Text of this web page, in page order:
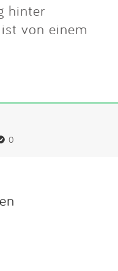
hinter
von einem
0